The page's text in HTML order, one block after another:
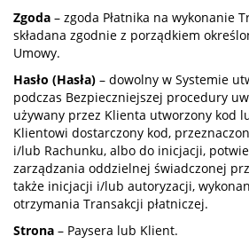
Zgoda – zgoda Płatnika na wykonanie
składana zgodnie z porządkiem
Umowy.
Hasło (Hasła) – dowolny w Systemie
podczas Bezpieczniejszej procedury
używany przez Klienta utworzony kod
Klientowi dostarczony kod,
i/lub Rachunku, albo do inicjacji,
zarządzania oddzielnej świadczonej
także inicjacji i/lub autoryzacji,
otrzymania Transakcji płatniczej.
Strona – Paysera lub Klient.